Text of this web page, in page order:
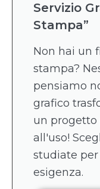
Servizio
Stampa”
Non hai un
stampa?
pensiamo
grafico
un progetto
all'uso!
studiate
esigenza.